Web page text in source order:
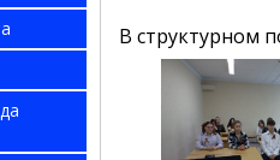
В структурном